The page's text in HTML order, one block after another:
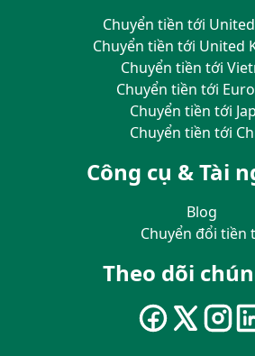
Chuyển tiền tới
Chuyển tiền tới United
Chuyển tiền tới
Chuyển tiền tới
Chuyển tiền tới
Chuyển tiền tới
Công cụ & Tài
Blog
Chuyển đổi tiền
Theo dõi